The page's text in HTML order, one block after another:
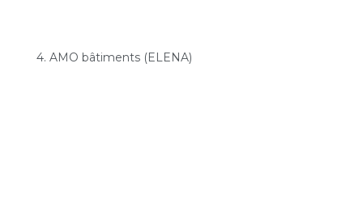
4. AMO bâtiments (ELENA)